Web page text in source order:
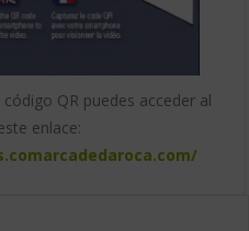
QR puedes acceder al
enlace: